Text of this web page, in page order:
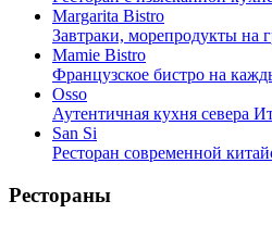
Margarita Bistro
Завтраки, морепродукты на
Mamie Bistro
Французское бистро на
Osso
Аутентичная кухня севера
San Si
Ресторан современной
Рестораны